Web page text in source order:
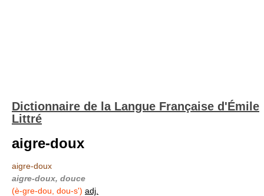
Dictionnaire de la Langue Française d'Émile
Littré
aigre-doux
aigre-doux
aigre-doux, douce
(è-gre-dou, dou-s') adj.